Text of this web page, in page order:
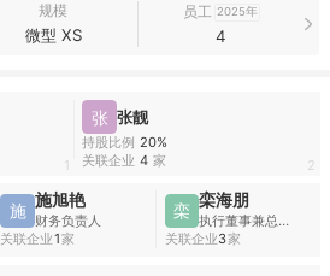
规模
微型 XS
员工 2025年
4
1
张 张靓
持股比例 20%
关联企业 4 家 2
施 施旭艳
财务负责人
关联企业1家
栾 栾海朋
执行董事兼总经理
关联企业3家